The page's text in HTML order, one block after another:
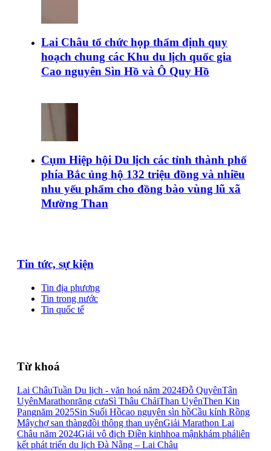
Lai Châu tổ chức họp thẩm định quy
hoạch chung các Khu du lịch quốc gia
Cao nguyên Sìn Hồ và Ô Quy Hồ
Cụm Hiệp hội Du lịch các tỉnh thành phố
phía Bắc ủng hộ 132 triệu đồng và nhiều
nhu yếu phẩm cho đồng bào vùng lũ xã
Mường Than
Tin tức, sự kiện
Tin địa phương
Tin trong nước
Tin quốc tế
Từ khoá
Lai ChâuTuần Du lịch - văn hoá năm 2024Đỗ QuyênTân
UyênMarathonrăng cưaSì Thâu ChảiThan UyênThen Kin
Pangnăm 2025Sin Suối Hồcao nguyên sìn hồCầu kính Rồng
Mâychợ san thàngđồi thông than uyênGiải Marathon Lai
Châu năm 2024Giải vô địch Điền kinhhoa mậnkhám pháliên
kết phát triển du lịch Đà Nẵng – Lai Châu